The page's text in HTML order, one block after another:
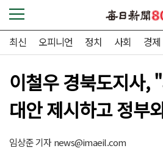
최신 오피니언 정치 사회 경제
이철우 경북도지사,
대안 제시하고 정부
임상준 기자news@imaeil.com